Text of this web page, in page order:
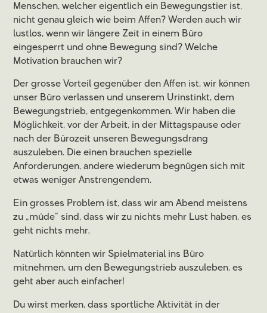
Menschen, welcher eigentlich ein Bewegungstier ist,
nicht genau gleich wie beim Affen? Werden auch wir
lustlos, wenn wir längere Zeit in einem Büro
eingesperrt und ohne Bewegung sind? Welche
Motivation brauchen wir?
Der grosse Vorteil gegenüber den Affen ist, wir können
unser Büro verlassen und unserem Urinstinkt, dem
Bewegungstrieb, entgegenkommen. Wir haben die
Möglichkeit, vor der Arbeit, in der Mittagspause oder
nach der Bürozeit unseren Bewegungsdrang
auszuleben. Die einen brauchen spezielle
Anforderungen, andere wiederum begnügen sich mit
etwas weniger Anstrengendem.
Ein grosses Problem ist, dass wir am Abend meistens
zu „müde“ sind, dass wir zu nichts mehr Lust haben, es
geht nichts mehr.
Natürlich könnten wir Spielmaterial ins Büro
mitnehmen, um den Bewegungstrieb auszuleben, es
geht aber auch einfacher!
Du wirst merken, dass sportliche Aktivität in der